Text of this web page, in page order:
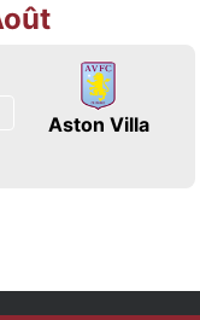
Aston Villa